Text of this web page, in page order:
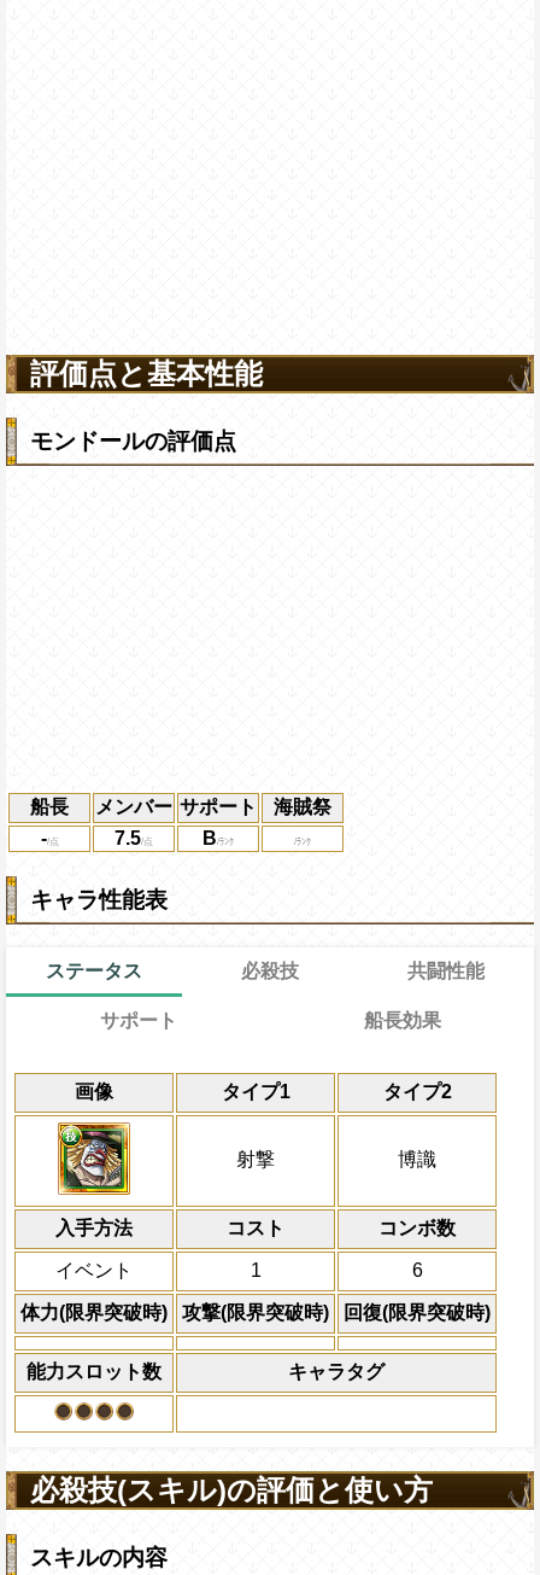
評価点と基本性能
モンドールの評価点
船長 メンバー サポート
海賊祭
-
7.5 B
キャラ性能表
ステータス
画像 タイプ1 タイプ2
射撃 博識
入手方法 コスト コンボ数
イベント 1 6
体力(限界突破時) 攻撃(限界突破時) 回復(限界突破時)
能力スロット数 キャラタグ
必殺技
通常 16→11ターン
限界突破
通常時
一味のスロットを2ターン固定し、封じ
上限突破
共闘性能
共闘性能
船長効果
冒険開始時の必殺タ
キャラの攻撃を
にし、他の属性キャ
必殺技
ターン数：8
敵1体のHPを25%減
体力の上限を無視し
×30倍の全プレイヤー
(最大体力の2倍上限
えている時、体力満
になる)、全プレイヤ
アクション
を30%下げ、博識タ
げる
サポート
効果
自分の基礎攻撃力の9%をサポート対象キ
力に上乗せする
ガレット ポワール
船長効果
通常時
技属性の攻撃を2倍にする
Lv上限突破
必殺技(スキル)の評価と使い方
スキルの内容